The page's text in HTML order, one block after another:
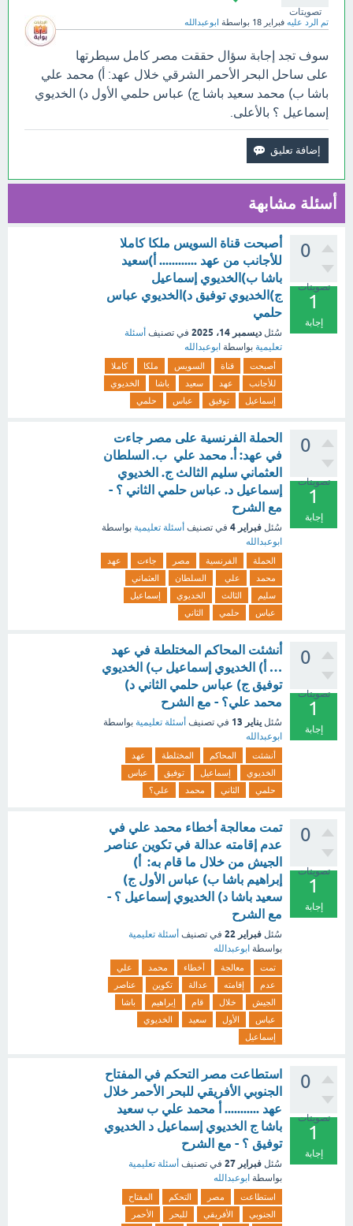
تصويتات
تم الرد عليه فبراير 18 بواسطة ابوعبدالله
سوف تجد إجابة سؤال حققت مصر كامل سيطرتها
على ساحل البحر الأحمر الشرقي خلال عهد: أ) محمد علي
باشا ب) محمد سعيد باشا ج) عباس حلمي الأول د) الخديوي
إسماعيل ؟ بالأعلى.
أسئلة مشابهة
0
تصويتات
1
إجابة
أصبحت قناة السويس ملكا كاملا
للأجانب من عهد ............ أ)سعيد
باشا ب)الخديوي إسماعيل
ج)الخديوي توفيق د)الخديوي عباس
حلمي
سُئل ديسمبر 14، 2025 في تصنيف أسئلة
تعليمية بواسطة ابوعبدالله
أصبحت قناة السويس ملكا
كاملا
للأجانب
عهد سعيد باشا
الخديوي
إسماعيل
توفيق عباس حلمي
0
تصويتات
1
إجابة
الحملة الفرنسية على مصر جاءت
في عهد: أ. محمد علي ب. السلطان
العثماني سليم الثالث ج. الخديوي
إسماعيل د. عباس حلمي الثاني ؟ -
مع الشرح
سُئل فبراير 4 في تصنيف أسئلة تعليمية بواسطة
ابوعبدالله
الحملة الفرنسية مصر جاءت
عهد
محمد
علي السلطان
العثماني
سليم
الثالث الخديوي
إسماعيل
عباس
حلمي الثاني
0
تصويتات
1
إجابة
أنشئت المحاكم المختلطة في عهد
… أ) الخديوي إسماعيل ب) الخديوي
توفيق ج) عباس حلمي الثاني د)
محمد علي؟ - مع الشرح
سُئل يناير 13 في تصنيف أسئلة تعليمية بواسطة
ابوعبدالله
أنشئت المحاكم المختلطة
عهد
الخديوي
إسماعيل توفيق
عباس
حلمي
الثاني محمد علي؟
0
تصويتات
1
إجابة
تمت معالجة أخطاء محمد علي في
عدم إقامته عدالة في تكوين عناصر
الجيش من خلال ما قام به: أ)
إبراهيم باشا ب) عباس الأول ج)
سعيد باشا د) الخديوي إسماعيل ؟ -
مع الشرح
سُئل فبراير 22 في تصنيف أسئلة تعليمية
بواسطة ابوعبدالله
تمت معالجة أخطاء محمد
علي
عدم
إقامته عدالة تكوين
عناصر
الجيش
خلال قام إبراهيم
باشا
عباس
الأول سعيد
الخديوي
إسماعيل
0
تصويتات
1
إجابة
استطاعت مصر التحكم في المفتاح
الجنوبي الأفريقي للبحر الأحمر خلال
عهد ........... أ محمد علي ب سعيد
باشا ج الخديوي إسماعيل د الخديوي
توفيق ؟ - مع الشرح
سُئل فبراير 27 في تصنيف أسئلة تعليمية
بواسطة ابوعبدالله
استطاعت مصر التحكم
المفتاح
الجنوبي
الأفريقي للبحر
الأحمر